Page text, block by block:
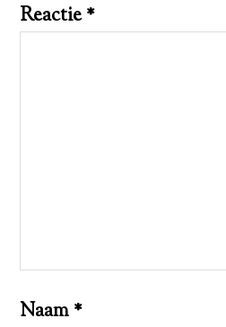
Reactie*
Naam*